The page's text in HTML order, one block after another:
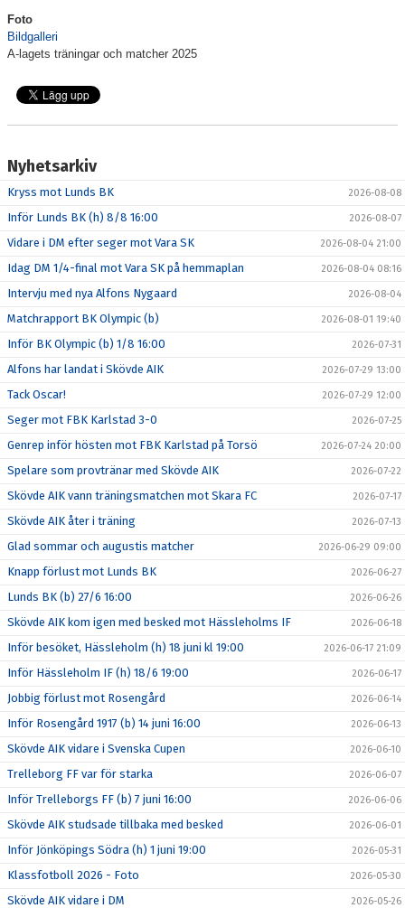
Foto
Bildgalleri
A-lagets träningar och matcher 2025
Nyhetsarkiv
Kryss mot Lunds BK 2026-08-08
Inför Lunds BK (h) 8/8 16:00 2026-08-07
Vidare i DM efter seger mot Vara SK 2026-08-04 21:00
Idag DM 1/4-final mot Vara SK på hemmaplan 2026-08-04 08:16
Intervju med nya Alfons Nygaard 2026-08-04
Matchrapport BK Olympic (b) 2026-08-01 19:40
Inför BK Olympic (b) 1/8 16:00 2026-07-31
Alfons har landat i Skövde AIK 2026-07-29 13:00
Tack Oscar! 2026-07-29 12:00
Seger mot FBK Karlstad 3-0 2026-07-25
Genrep inför hösten mot FBK Karlstad på Torsö 2026-07-24 20:00
Spelare som provtränar med Skövde AIK 2026-07-22
Skövde AIK vann träningsmatchen mot Skara FC 2026-07-17
Skövde AIK åter i träning 2026-07-13
Glad sommar och augustis matcher 2026-06-29 09:00
Knapp förlust mot Lunds BK 2026-06-27
Lunds BK (b) 27/6 16:00 2026-06-26
Skövde AIK kom igen med besked mot Hässleholms IF 2026-06-18
Inför besöket, Hässleholm (h) 18 juni kl 19:00 2026-06-17 21:09
Inför Hässleholm IF (h) 18/6 19:00 2026-06-17
Jobbig förlust mot Rosengård 2026-06-14
Inför Rosengård 1917 (b) 14 juni 16:00 2026-06-13
Skövde AIK vidare i Svenska Cupen 2026-06-10
Trelleborg FF var för starka 2026-06-07
Inför Trelleborgs FF (b) 7 juni 16:00 2026-06-06
Skövde AIK studsade tillbaka med besked 2026-06-01
Inför Jönköpings Södra (h) 1 juni 19:00 2026-05-31
Klassfotboll 2026 - Foto 2026-05-30
Skövde AIK vidare i DM 2026-05-26